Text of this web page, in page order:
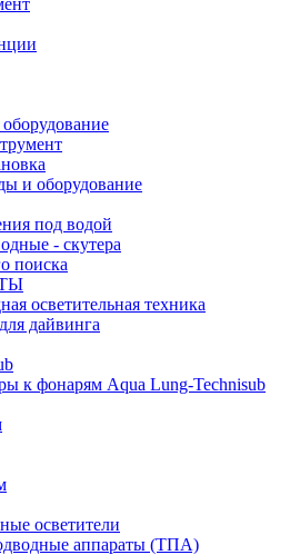
и оборудование
под водой
- скутера
поиска
осветительная техника
дайвинга
к фонарям Aqua Lung-Technisub
осветители
аппараты (ТПА)